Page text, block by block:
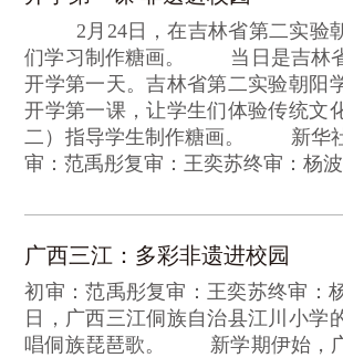
2月24日，在吉林省第二实验
们学习制作糖画。 当日是吉林
开学第一天。吉林省第二实验朝阳
开学第一课，让学生们体验传统文
二）指导学生制作糖画。 新华
审：范禹彤复审：王奕苏终审：杨
广西三江：多彩非遗进校园
初审：范禹彤复审：王奕苏终
日，广西三江侗族自治县江川小学
唱侗族琵琶歌。 新学期伊始，